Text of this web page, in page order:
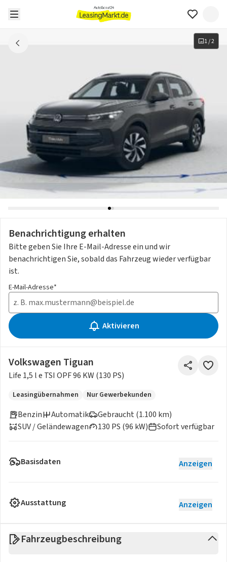
1/2
Benachrichtigung erhalten
Bitte geben Sie Ihre E-Mail-Adresse ein und wir
benachrichtigen Sie, sobald das Fahrzeug wieder verfügbar
ist.
E-Mail-Adresse*
Aktivieren
Volkswagen Tiguan
Life 1,5 l e TSI OPF 96 KW (130 PS)
Leasingübernahmen Nur Gewerbekunden
Benzin
Gebraucht (1.100 km)
130 PS (96 kW)
Automatik
SUV / Geländewagen
Sofort verfügbar
Basisdaten Anzeigen
Ausstattung Anzeigen
Fahrzeugbeschreibung